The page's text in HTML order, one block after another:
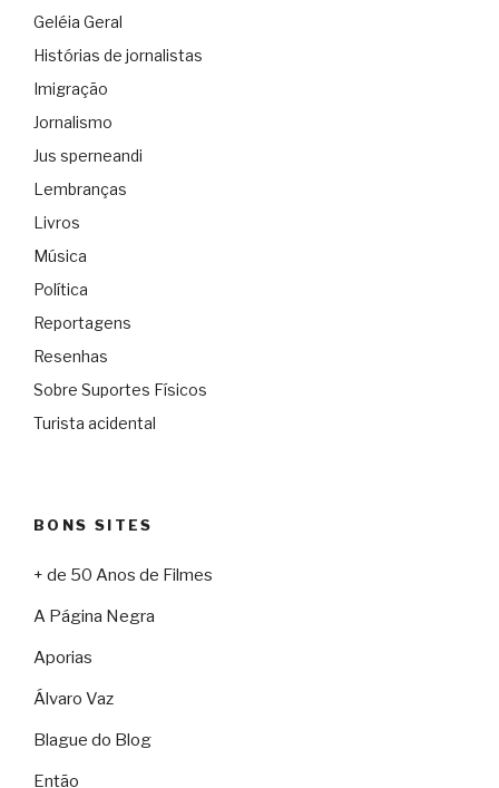
Geléia Geral
Histórias de jornalistas
Imigração
Jornalismo
Jus sperneandi
Lembranças
Livros
Música
Política
Reportagens
Resenhas
Sobre Suportes Físicos
Turista acidental
BONS SITES
+ de 50 Anos de Filmes
A Página Negra
Aporias
Álvaro Vaz
Blague do Blog
Então